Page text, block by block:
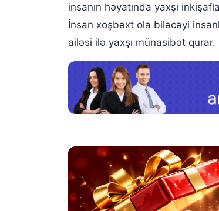
insanın həyatında yaxşı
İnsan xoşbəxt ola biləcəyi
ailəsi ilə yaxşı münasibət qurar.